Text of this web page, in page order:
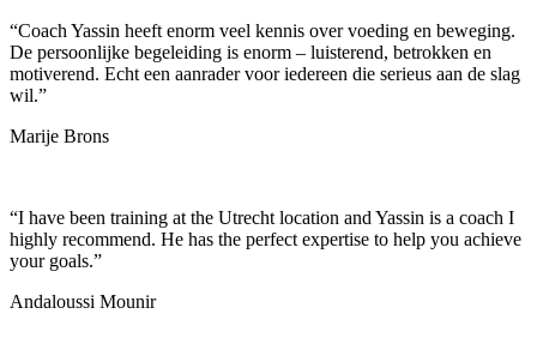
“Coach Yassin heeft enorm veel kennis over voeding en beweging.
De persoonlijke begeleiding is enorm – luisterend, betrokken en
motiverend. Echt een aanrader voor iedereen die serieus aan de slag
wil.”
Marije Brons
“I have been training at the Utrecht location and Yassin is a coach I
highly recommend. He has the perfect expertise to help you achieve
your goals.”
Andaloussi Mounir